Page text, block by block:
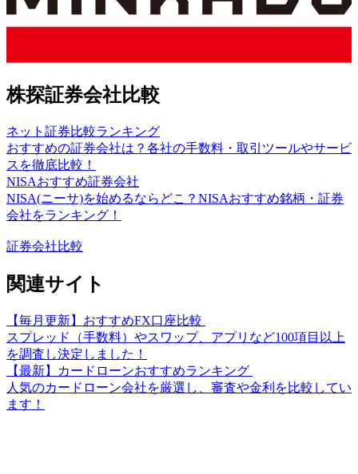
株探証券会社比較
ネット証券比較ランキング
おすすめの証券会社は？各社の手数料・取引ツールやサービ
スを徹底比較！
NISAおすすめ証券会社
NISA(ニーサ)を始めるならどこ？NISAおすすめ銘柄・証券
会社をランキング！
証券会社比較
関連サイト
【毎月更新】おすすめFX口座比較
スプレッド（手数料）やスワップ、アプリなど100項目以上
を調査し決定しました！
【最新】カードローンおすすめランキング
人気のカードローン会社を厳選し、審査や金利を比較してい
ます！